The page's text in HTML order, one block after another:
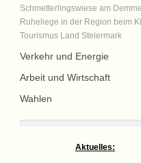
Schmetterlingswiese am
Ruheliege in der Region beim
Tourismus Land Steiermark
Verkehr und Energie
Arbeit und Wirtschaft
Wahlen
Aktuelles: